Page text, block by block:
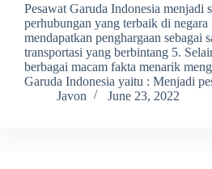
Pesawat Garuda Indonesia menjadi
perhubungan yang terbaik di
mendapatkan penghargaan sebagai
transportasi yang berbintang 5.
berbagai macam fakta menarik
Garuda Indonesia yaitu : Menjadi
Javon
June 23, 2022